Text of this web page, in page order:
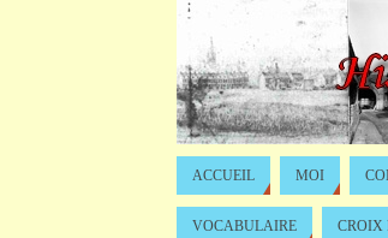
ACCUEIL MOI
VOCABULAIRE CROIX